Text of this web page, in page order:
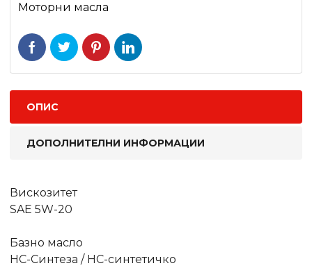
Моторни масла
ОПИС
ДОПОЛНИТЕЛНИ ИНФОРМАЦИИ
Вискозитет
SAE 5W-20
Базно масло
HC-Синтеза / HC-синтетичко